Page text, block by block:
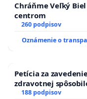
Chráňme Veľký
centrom
260 podpisov
Oznámenie o
Petícia za
zdravotnej
pri prijímaní do
188 podpisov